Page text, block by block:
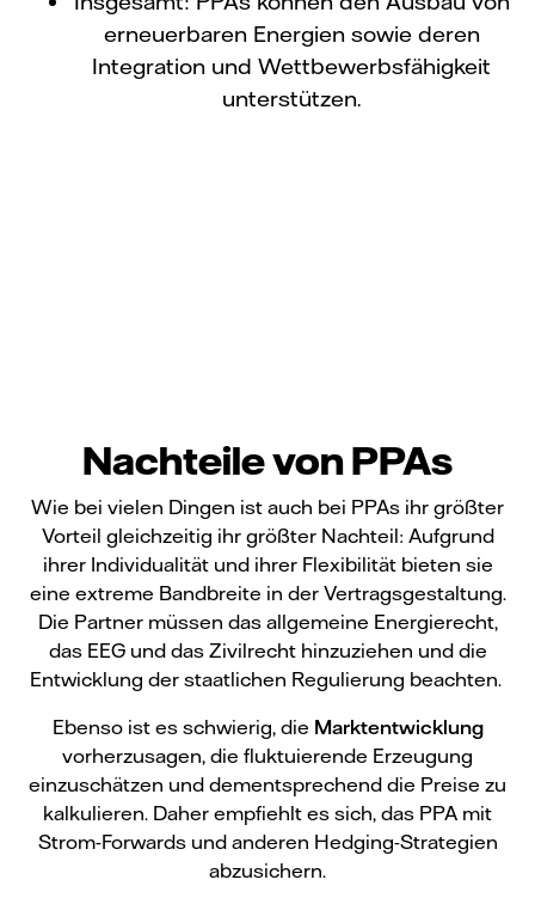
erneuerbaren Energien sowie deren
Integration und Wettbewerbsfähigkeit
unterstützen.
Nachteile von PPAs
Wie bei vielen Dingen ist auch bei PPAs ihr größter
Vorteil gleichzeitig ihr größter Nachteil: Aufgrund
ihrer Individualität und ihrer Flexibilität bieten sie
eine extreme Bandbreite in der Vertragsgestaltung.
Die Partner müssen das allgemeine Energierecht,
das EEG und das Zivilrecht hinzuziehen und die
Entwicklung der staatlichen Regulierung beachten.
Ebenso ist es schwierig, die Marktentwicklung
vorherzusagen, die fluktuierende Erzeugung
einzuschätzen und dementsprechend die Preise zu
kalkulieren. Daher empfiehlt es sich, das PPA mit
Strom-Forwards und anderen Hedging-Strategien
abzusichern.